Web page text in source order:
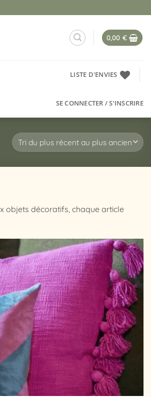
0,00 €
LISTE D'ENVIES
SE CONNECTER / S’INSCRIRE
objets décoratifs, chaque article
Ajouter
à la
liste
d’envies